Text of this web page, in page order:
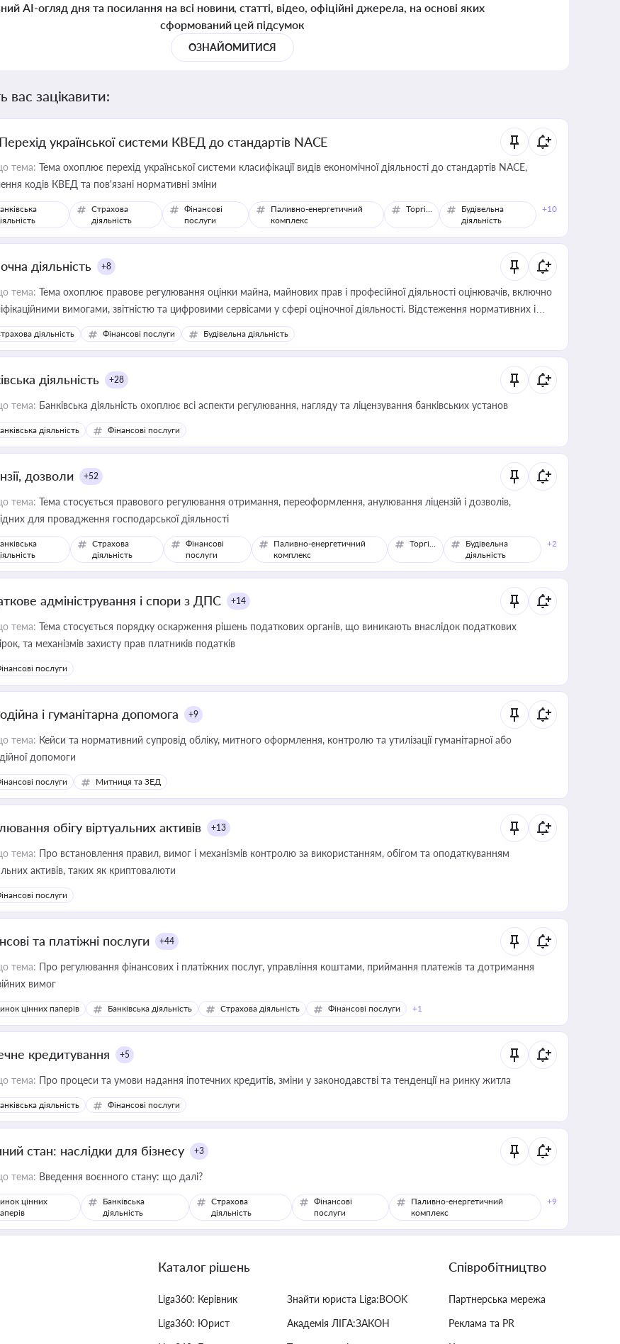
AI-огляд дня та посилання на всі новини, статті, відео, офіційні джерела, на основі яких
сформований цей підсумок
ОЗНАЙОМИТИСЯ
вас зацікавити:
Перехід української системи КВЕД до стандартів NACE
тема: Тема охоплює перехід української системи класифікації видів економічної діяльності до стандартів NACE,
кодів КВЕД та пов'язані нормативні зміни
Страхова
діяльність
Фінансові
послуги
Паливно-енергетичний
комплекс
Торгівля
Будівельна
діяльність
+10
діяльність +8
тема: Тема охоплює правове регулювання оцінки майна, майнових прав і професійної діяльності оцінювачів, включно
вимогами, звітністю та цифровими сервісами у сфері оціночної діяльності. Відстеження нормативних і
змін у цій сфері корисне для власника бізнесу, керівника, юриста або бухгалтера під час оподаткування,
оренди державного майна, корпоративних угод і перевірки статусу суб'єктів оціночної діяльності
діяльність Фінансові послуги Будівельна діяльність
діяльність +28
тема: Банківська діяльність охоплює всі аспекти регулювання, нагляду та ліцензування банківських установ
діяльність Фінансові послуги
дозволи +52
тема: Тема стосується правового регулювання отримання, переоформлення, анулювання ліцензій і дозволів,
для провадження господарської діяльності
Страхова
діяльність
Фінансові
послуги
Паливно-енергетичний
комплекс
Торгівля
Будівельна
діяльність
+2
адміністрування і спори з ДПС +14
тема: Тема стосується порядку оскарження рішень податкових органів, що виникають внаслідок податкових
та механізмів захисту прав платників податків
послуги
і гуманітарна допомога +9
тема: Кейси та нормативний супровід обліку, митного оформлення, контролю та утилізації гуманітарної або
допомоги
послуги Митниця та ЗЕД
обігу віртуальних активів +13
тема: Про встановлення правил, вимог і механізмів контролю за використанням, обігом та оподаткуванням
активів, таких як криптовалюти
послуги
та платіжні послуги +44
тема: Про регулювання фінансових і платіжних послуг, управління коштами, приймання платежів та дотримання
вимог
цінних паперів Банківська діяльність Страхова діяльність Фінансові послуги +1
кредитування +5
тема: Про процеси та умови надання іпотечних кредитів, зміни у законодавстві та тенденції на ринку житла
діяльність Фінансові послуги
стан: наслідки для бізнесу +3
тема: Введення воєнного стану: що далі?
цінних
Банківська
діяльність
Страхова
діяльність
Фінансові
послуги
Паливно-енергетичний
комплекс
+9
Каталог рішень
Liga360: Керівник
Liga360: Юрист
Знайти юриста Liga:BOOK
Академія ЛІГА:ЗАКОН
Співробітництво
Партнерська мережа
Реклама та PR